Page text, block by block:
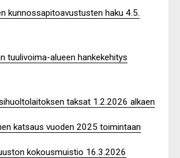
kunnossapitoavustusten haku 4.5.
tuulivoima-alueen hankekehitys
taksat 1.2.2026 alkaen
katsaus vuoden 2025 toimintaan
kokousmuistio 16.3.2026